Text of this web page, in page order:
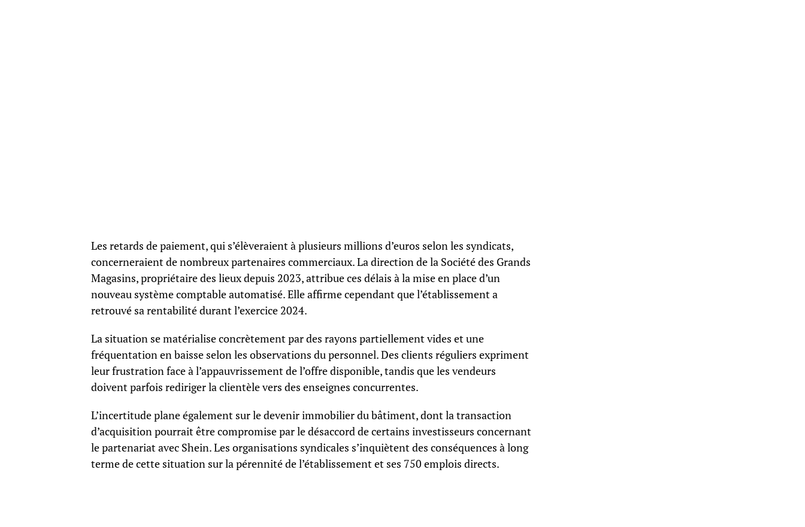
Les retards de paiement, qui s’élèveraient à plusieurs millions d’euros selon les syndicats,
concerneraient de nombreux partenaires commerciaux. La direction de la Société des Grands
Magasins, propriétaire des lieux depuis 2023, attribue ces délais à la mise en place d’un
nouveau système comptable automatisé. Elle affirme cependant que l’établissement a
retrouvé sa rentabilité durant l’exercice 2024.
La situation se matérialise concrètement par des rayons partiellement vides et une
fréquentation en baisse selon les observations du personnel. Des clients réguliers expriment
leur frustration face à l’appauvrissement de l’offre disponible, tandis que les vendeurs
doivent parfois rediriger la clientèle vers des enseignes concurrentes.
L’incertitude plane également sur le devenir immobilier du bâtiment, dont la transaction
d’acquisition pourrait être compromise par le désaccord de certains investisseurs concernant
le partenariat avec Shein. Les organisations syndicales s’inquiètent des conséquences à long
terme de cette situation sur la pérennité de l’établissement et ses 750 emplois directs.